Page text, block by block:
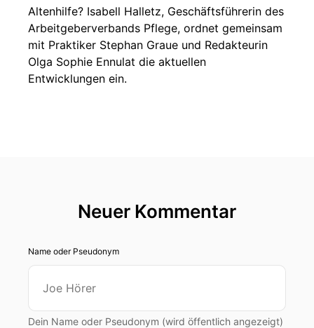
Altenhilfe? Isabell Halletz, Geschäftsführerin des
Arbeitgeberverbands Pflege, ordnet gemeinsam
mit Praktiker Stephan Graue und Redakteurin
Olga Sophie Ennulat die aktuellen
Entwicklungen ein.
Neuer Kommentar
Name oder Pseudonym
Dein Name oder Pseudonym (wird öffentlich angezeigt)